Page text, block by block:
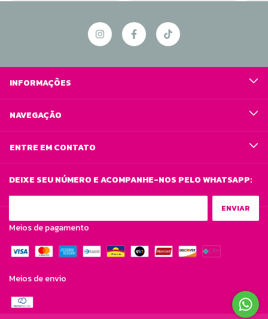
INFORMAÇÕES
NAVEGAÇÃO
ENTRE EM CONTATO
DEIXE SEU NÚMERO E ACOMPANHE-NOS PELO WHATSAPP:
Meios de pagamento
Meios de envio